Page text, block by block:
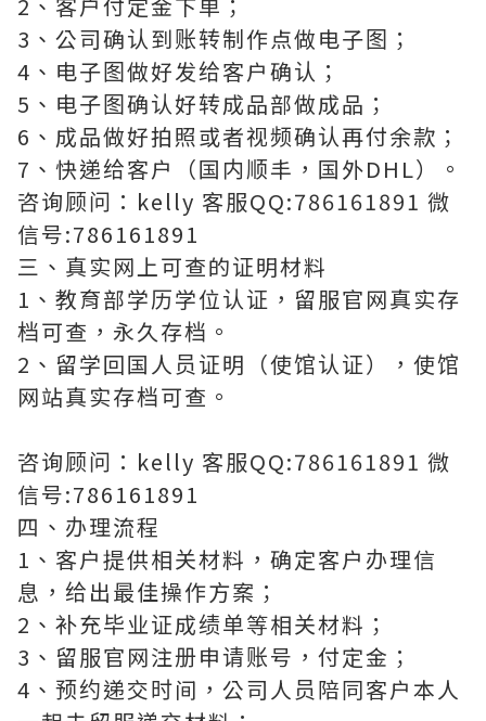
3、公司确认到账转制作点做电子图；
4、电子图做好发给客户确认；
5、电子图确认好转成品部做成品；
6、成品做好拍照或者视频确认再付余款；
7、快递给客户（国内顺丰，国外DHL）。
咨询顾问：kelly 客服QQ:786161891 微
信号:786161891
三、真实网上可查的证明材料
1、教育部学历学位认证，留服官网真实存
档可查，永久存档。
2、留学回国人员证明（使馆认证），使馆
网站真实存档可查。
咨询顾问：kelly 客服QQ:786161891 微
信号:786161891
四、办理流程
1、客户提供相关材料，确定客户办理信
息，给出最佳操作方案；
2、补充毕业证成绩单等相关材料；
3、留服官网注册申请账号，付定金；
4、预约递交时间，公司人员陪同客户本人